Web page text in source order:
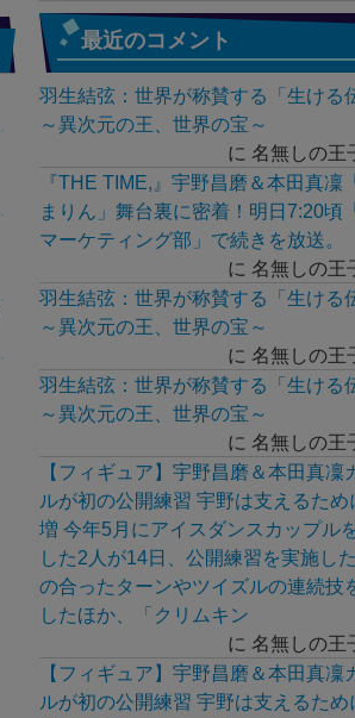
最近のコメント
羽生結弦：世界が称賛する「生ける
～異次元の王、世界の宝～
に 名無しの王
『THE TIME,』宇野昌磨＆本田真凜
まりん」舞台裏に密着！明日7:20頃
マーケティング部」で続きを放送。
に 名無しの王
羽生結弦：世界が称賛する「生ける
～異次元の王、世界の宝～
に 名無しの王
羽生結弦：世界が称賛する「生ける
～異次元の王、世界の宝～
に 名無しの王
【フィギュア】宇野昌磨＆本田真凜
ルが初の公開練習 宇野は支えるため
増 今年5月にアイスダンスカップル
した2人が14日、公開練習を実施し
の合ったターンやツイズルの連続技
したほか、「クリムキン
に 名無しの王
【フィギュア】宇野昌磨＆本田真凜
ルが初の公開練習 宇野は支えるため